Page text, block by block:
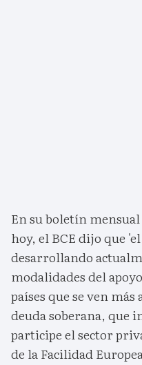
En su boletín
hoy, el BCE dijo que
desarrollando
modalidades del
países que se ven
deuda soberana, que
participe el sector
de la Facilidad